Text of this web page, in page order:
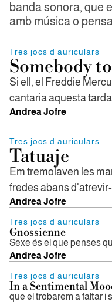
banda sonora, que
amb música o
Tres jocs d'auriculars
Somebody
Si ell, el Freddie
cantaria aquesta
Andrea Jofre
Tres jocs d'auriculars
Tatuaje
Em tremolaven les
fredes abans
Andrea Jofre
Tres jocs d'auriculars
Gnossienne
Sexe és el que penses
Andrea Jofre
Tres jocs d'auriculars
In a Sentimental
que el trobarem a faltar i